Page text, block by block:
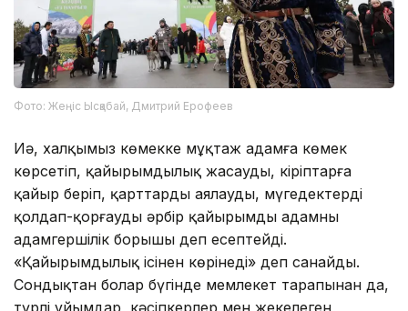
Фото: Жеңіс Ысқабай, Дмитрий Ерофеев
Иә, халқымыз көмекке мұқтаж адамға көмек
көрсетіп, қайырымдылық жасауды, кіріптарға
қайыр беріп, қарттарды аялауды, мүгедектерді
қолдап-қорғауды әрбір қайырымды адамның
адамгершілік борышы деп есептейді.
«Қайырымдылық ісіңнен көрінеді» деп санайды.
Сондықтан болар бүгінде мемлекет тарапынан да,
түрлі ұйымдар, кәсіпкерлер мен жекелеген